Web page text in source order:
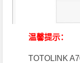
温馨提示：
TOTOLINK